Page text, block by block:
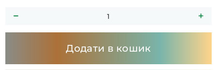
Додати в кошик